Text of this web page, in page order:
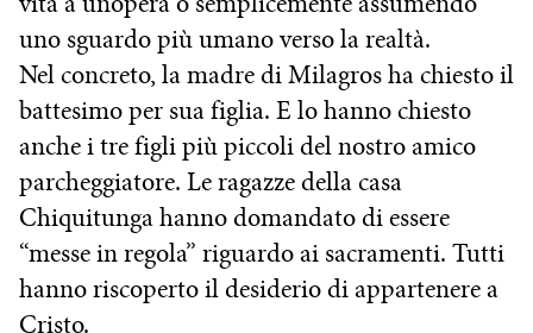
uno sguardo più umano verso la realtà.
Nel concreto, la madre di Milagros ha chiesto il
battesimo per sua figlia. E lo hanno chiesto
anche i tre figli più piccoli del nostro amico
parcheggiatore. Le ragazze della casa
Chiquitunga hanno domandato di essere
“messe in regola” riguardo ai sacramenti. Tutti
hanno riscoperto il desiderio di appartenere a
Cristo.